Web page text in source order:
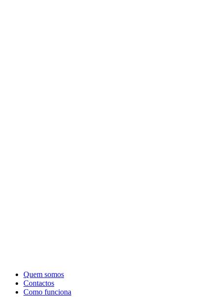
Quem somos
Contactos
Como funciona